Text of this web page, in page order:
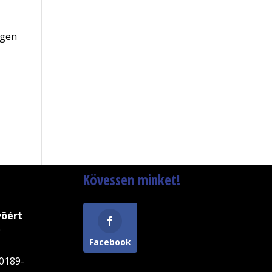
Kövessen minket!
Facebook